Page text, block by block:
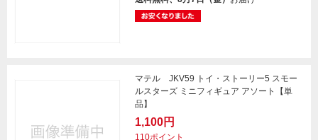
マテル JKV59 トイ・ストーリー5 スモー
ルスターズ ミニフィギュア アソート【単
品】
1,100円
110ポイント